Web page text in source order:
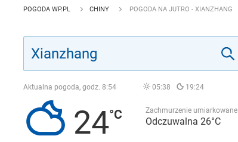
POGODA WP.PL CHINY POGODA NA JUTRO - XIANZHANG
Aktualna pogoda, godz. 8:54 05:38 19:24
24 Zachmurzenie umiarkowane
Odczuwalna 26°C